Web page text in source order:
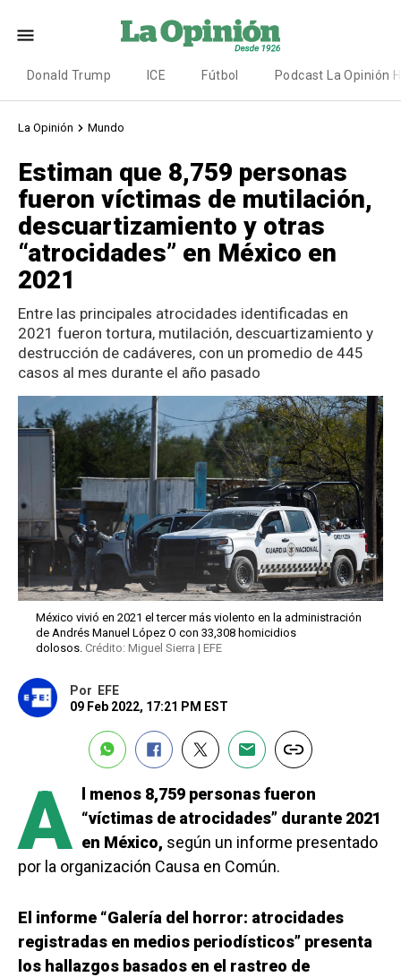
Donald Trump ICE Fútbol Podcast La Opinión
La Opinión Mundo
Estiman que 8,759 personas
fueron víctimas de mutilación,
descuartizamiento y otras
“atrocidades” en México en
2021
Entre las principales atrocidades identificadas en
2021 fueron tortura, mutilación, descuartizamiento y
destrucción de cadáveres, con un promedio de 445
casos al mes durante el año pasado
México vivió en 2021 el tercer más violento en la administración
de Andrés Manuel López O con 33,308 homicidios
dolosos. Crédito: Miguel Sierra | EFE
Por
EFE
09 Feb 2022, 17:21 PM EST
A
l menos 8,759 personas fueron
“víctimas de atrocidades” durante 2021
en México, según un informe presentado
por la organización Causa en Común.
El informe “Galería del horror: atrocidades
registradas en medios periodísticos” presenta
los hallazgos basados en el rastreo de